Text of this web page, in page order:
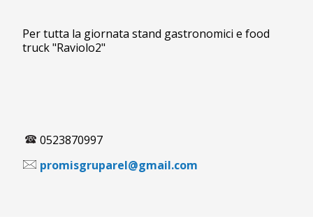
Per tutta la giornata stand gastronomici e food
truck "Raviolo2"
0523870997
promisgruparel@gmail.com